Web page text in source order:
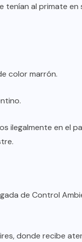
tenían al primate
color marrón.
ilegalmente en el
de Control
donde recibe